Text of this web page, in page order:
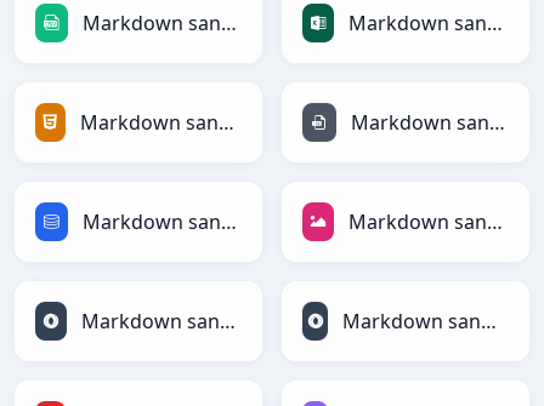
Markdown sang CSV Markdown sang Excel
Markdown sang HTML Markdown sang INI
Markdown sang SQL Markdown sang JPEG
Markdown sang JSON Markdown sang JSONLines